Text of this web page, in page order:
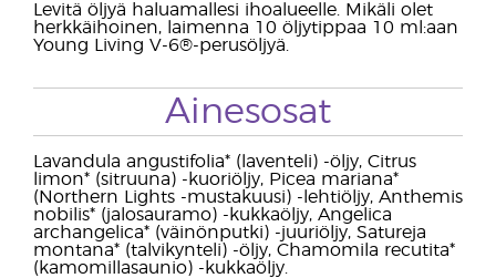
Levitä öljyä haluamallesi ihoalueelle. Mikäli olet
herkkäihoinen, laimenna 10 öljytippaa 10 ml:aan
Young Living V-6®-perusöljyä.
Ainesosat
Lavandula angustifolia* (laventeli) -öljy, Citrus
limon* (sitruuna) -kuoriöljy, Picea mariana*
(Northern Lights -mustakuusi) -lehtiöljy, Anthemis
nobilis* (jalosauramo) -kukkaöljy, Angelica
archangelica* (väinönputki) -juuriöljy, Satureja
montana* (talvikynteli) -öljy, Chamomila recutita*
(kamomillasaunio) -kukkaöljy.